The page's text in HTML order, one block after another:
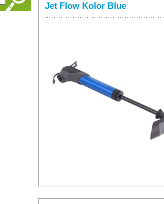
Jet Flow Kolor Blue